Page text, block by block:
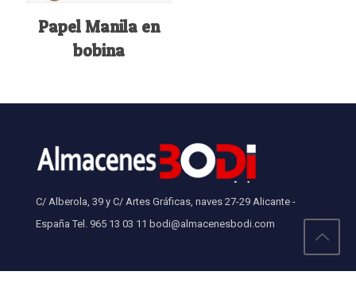
Papel Manila en
bobina
C/ Alberola, 39 y C/ Artes Gráficas, naves 27-29 Alicante -
España Tel. 965 13 03 11 bodi@almacenesbodi.com